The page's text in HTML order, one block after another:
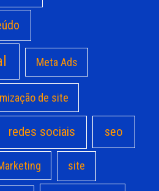
Meta Ads
de site
redes sociais seo
site